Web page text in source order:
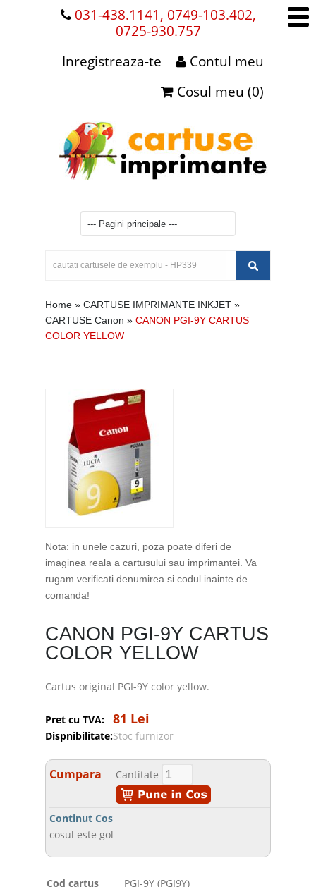
031-438.1141, 0749-103.402,
0725-930.757
Contul meu
Inregistreaza-te
Cosul meu (0)
Home » CARTUSE IMPRIMANTE INKJET »
CARTUSE Canon » CANON PGI-9Y CARTUS
COLOR YELLOW
Nota: in unele cazuri, poza poate diferi de
imaginea reala a cartusului sau imprimantei. Va
rugam verificati denumirea si codul inainte de
comanda!
CANON PGI-9Y CARTUS
COLOR YELLOW
Cartus original PGI-9Y color yellow.
Pret cu TVA: 81 Lei
Dispnibilitate:Stoc furnizor
Cumpara Cantitate
Continut Cos
cosul este gol
Cod cartus
PGI-9Y (PGI9Y)